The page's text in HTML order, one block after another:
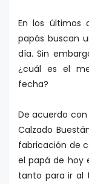
En los últimos
papás buscan
día. Sin
¿cuál es el
fecha?
De acuerdo con
Calzado
fabricación de
el papá de hoy
tanto para ir al